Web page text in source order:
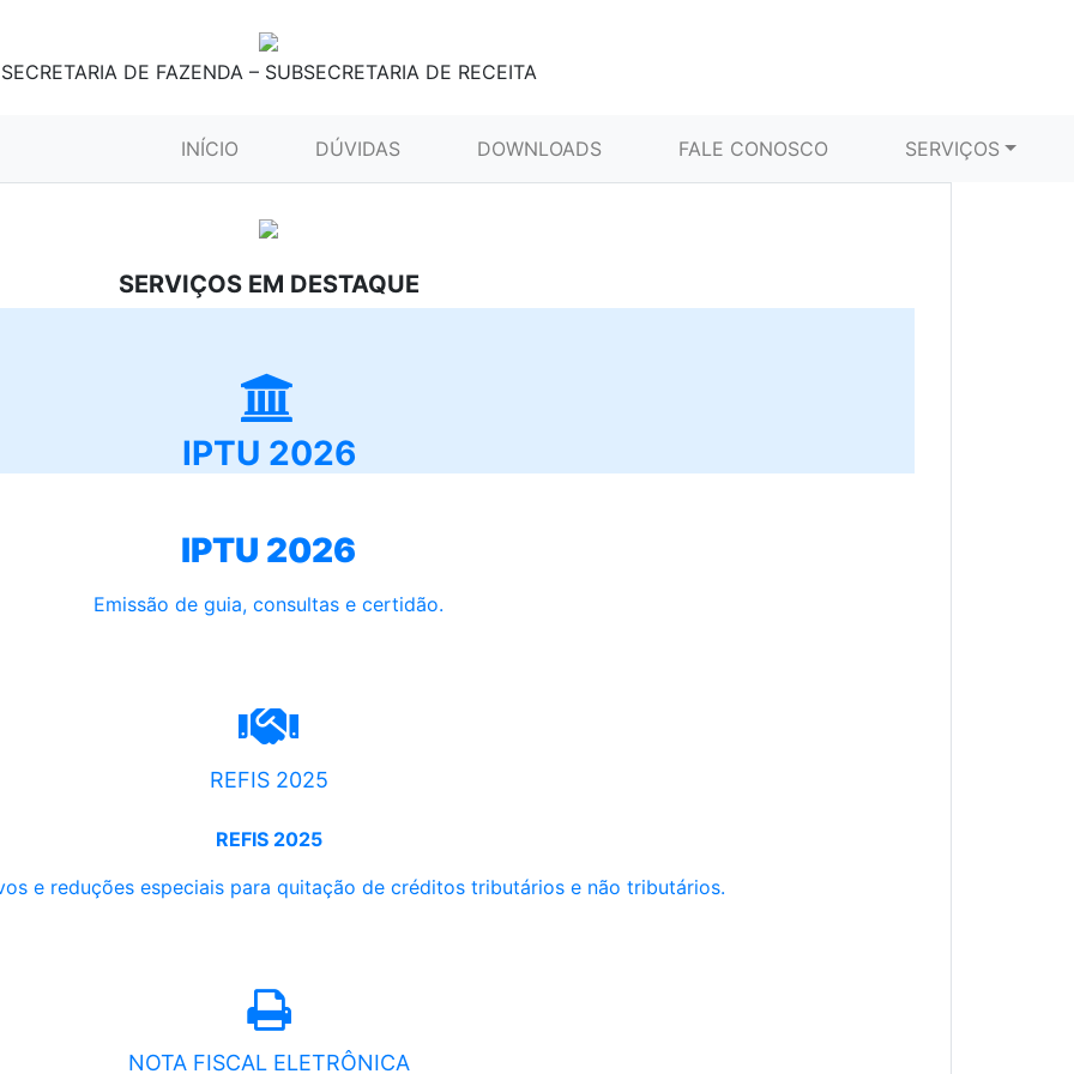
SECRETARIA DE FAZENDA – SUBSECRETARIA DE RECEITA
INÍCIO (CURRENT)DÚVIDAS DOWNLOADS FALE CONOSCO SERVIÇOS
SERVIÇOS EM DESTAQUE
IPTU 2026
IPTU 2026
Emissão de guia, consultas e certidão.
REFIS 2025
REFIS 2025
e reduções especiais para quitação de créditos tributários e não tributários.
NOTA FISCAL ELETRÔNICA